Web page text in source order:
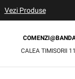
Vezi Produse
CALEA TIMISORII